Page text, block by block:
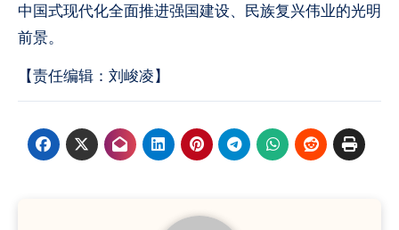
中国式现代化全面推进强国建设、民族复兴伟业的光明
前景。
【责任编辑：刘峻凌】